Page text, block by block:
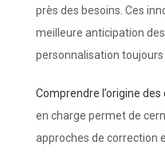
près des besoins. Ces
meilleure anticipation
personnalisation toujours
Comprendre l’origine
en charge permet de
approches de correction